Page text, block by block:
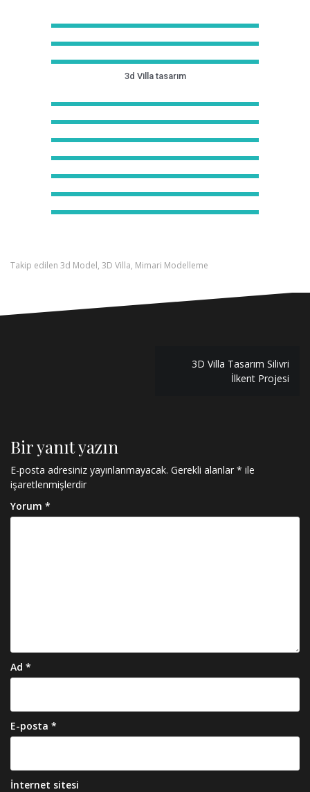
3d Villa tasarım
Takip edilen 3d Model, 3D Villa, Mimari Modelleme
3D Villa Tasarım Silivri
İlkent Projesi
Bir yanıt yazın
E-posta adresiniz yayınlanmayacak. Gerekli alanlar * ile
işaretlenmişlerdir
Yorum *
Ad *
E-posta *
İnternet sitesi